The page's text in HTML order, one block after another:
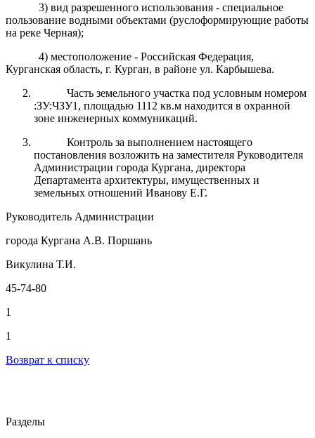
3) вид разрешенного использования - специальное
пользование водными объектами (руслоформирующие работы
на реке Черная);
4) местоположение - Российская Федерация,
Курганская область, г. Курган, в районе ул. Карбышева.
Часть земельного участка под условным номером
:ЗУ:ЧЗУ1, площадью 1112 кв.м находится в охранной
зоне инженерных коммуникаций.
Контроль за выполнением настоящего
постановления возложить на заместителя Руководителя
Администрации города Кургана, директора
Департамента архитектуры, имущественных и
земельных отношений Иванову Е.Г.
Руководитель Администрации
города Кургана А.В. Поршань
Викулина Т.И.
45-74-80
1
1
Возврат к списку
Разделы